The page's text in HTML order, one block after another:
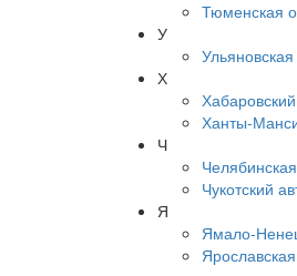
Тюменская
У
Х
Ханты-
Ч
Чукотский
Я
Ямало-